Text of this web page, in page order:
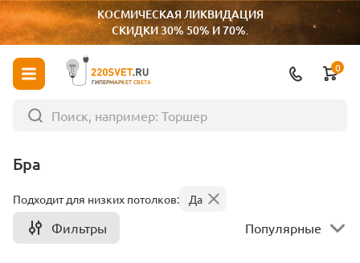
КОСМИЧЕСКАЯ ЛИКВИДАЦИЯ
СКИДКИ 30% 50% И 70%.
ГИПЕРМАРКЕТ СВЕТА
0
Бра
Подходит для низких потолков: Да
Фильтры Популярные